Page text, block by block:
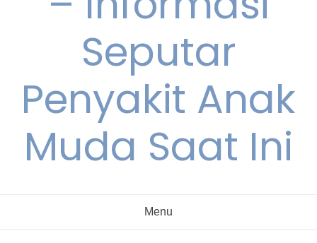
Seputar
Penyakit Anak
Muda Saat Ini
Menu